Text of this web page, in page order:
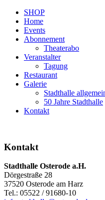
SHOP
Home
Events
Abonnement
Theaterabo
Veranstalter
Tagung
Restaurant
Galerie
Stadthalle
50 Jahre Stadthalle
Kontakt
Kontakt
Stadthalle Osterode a.H.
Dörgestraße 28
37520 Osterode am Harz
Tel.: 05522 / 91680-10